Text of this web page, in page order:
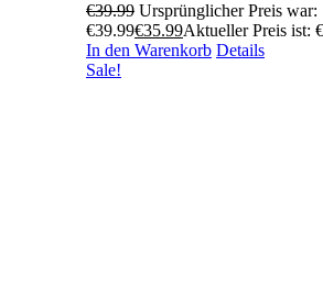
€39.99 Ursprünglicher Preis war:
€39.99€35.99Aktueller Preis ist:
In den Warenkorb Details
Sale!